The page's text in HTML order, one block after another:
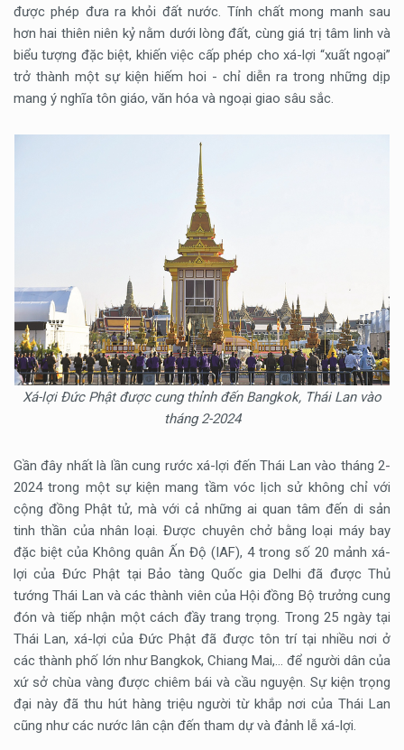
được phép đưa ra khỏi đất nước. Tính chất mong manh sau
hơn hai thiên niên kỷ nằm dưới lòng đất, cùng giá trị tâm linh và
biểu tượng đặc biệt, khiến việc cấp phép cho xá-lợi “xuất ngoại”
trở thành một sự kiện hiếm hoi - chỉ diễn ra trong những dịp
mang ý nghĩa tôn giáo, văn hóa và ngoại giao sâu sắc.
Xá-lợi Đức Phật được cung thỉnh đến Bangkok, Thái Lan vào
tháng 2-2024
Gần đây nhất là lần cung rước xá-lợi đến Thái Lan vào tháng 2-
2024 trong một sự kiện mang tầm vóc lịch sử không chỉ với
cộng đồng Phật tử, mà với cả những ai quan tâm đến di sản
tinh thần của nhân loại. Được chuyên chở bằng loại máy bay
đặc biệt của Không quân Ấn Độ (IAF), 4 trong số 20 mảnh xá-
lợi của Đức Phật tại Bảo tàng Quốc gia Delhi đã được Thủ
tướng Thái Lan và các thành viên của Hội đồng Bộ trưởng cung
đón và tiếp nhận một cách đầy trang trọng. Trong 25 ngày tại
Thái Lan, xá-lợi của Đức Phật đã được tôn trí tại nhiều nơi ở
các thành phố lớn như Bangkok, Chiang Mai,… để người dân của
xứ sở chùa vàng được chiêm bái và cầu nguyện. Sự kiện trọng
đại này đã thu hút hàng triệu người từ khắp nơi của Thái Lan
cũng như các nước lân cận đến tham dự và đảnh lễ xá-lợi.